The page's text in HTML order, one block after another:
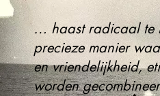
… haast radicaal te
precieze manier
en vriendelijkheid,
worden